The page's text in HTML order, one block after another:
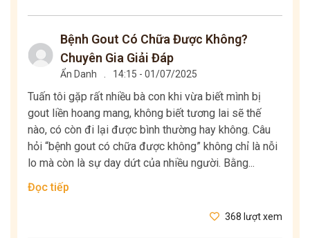
Bệnh Gout Có Chữa Được Không?
Chuyên Gia Giải Đáp
Ẩn Danh 14:15 - 01/07/2025
Tuấn tôi gặp rất nhiều bà con khi vừa biết mình bị
gout liền hoang mang, không biết tương lai sẽ thế
nào, có còn đi lại được bình thường hay không. Câu
hỏi “bệnh gout có chữa được không” không chỉ là nỗi
lo mà còn là sự day dứt của nhiều người. Bằng...
Đọc tiếp
368 lượt xem